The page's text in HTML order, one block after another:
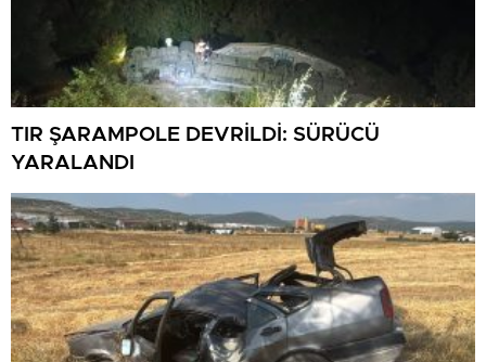
TIR ŞARAMPOLE DEVRİLDİ: SÜRÜCÜ
YARALANDI